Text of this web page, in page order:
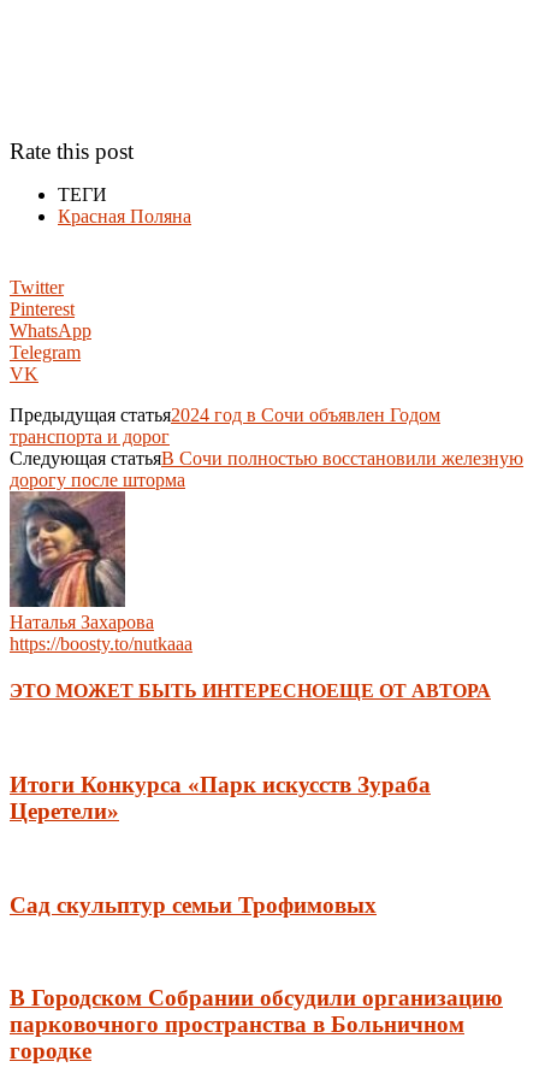
Rate this post
ТЕГИ
Красная Поляна
Twitter
Pinterest
WhatsApp
Telegram
VK
Предыдущая статья2024 год в Сочи объявлен Годом
транспорта и дорог
Следующая статьяВ Сочи полностью восстановили железную
дорогу после шторма
Наталья Захарова
https://boosty.to/nutkaaa
ЭТО МОЖЕТ БЫТЬ ИНТЕРЕСНОЕЩЕ ОТ АВТОРА
Итоги Конкурса «Парк искусств Зураба
Церетели»
Сад скульптур семьи Трофимовых
В Городском Собрании обсудили организацию
парковочного пространства в Больничном
городке